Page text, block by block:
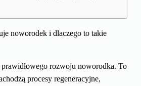
noworodek i dlaczego to takie
prawidłowego rozwoju noworodka. To
procesy regeneracyjne,